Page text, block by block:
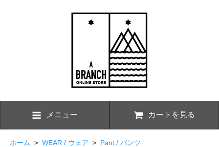
メニュー カートを見る
ホーム > WEAR / ウェア > Pant / パンツ